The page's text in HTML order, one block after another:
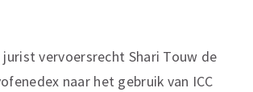
vervoersrecht Shari Touw de
naar het gebruik van ICC